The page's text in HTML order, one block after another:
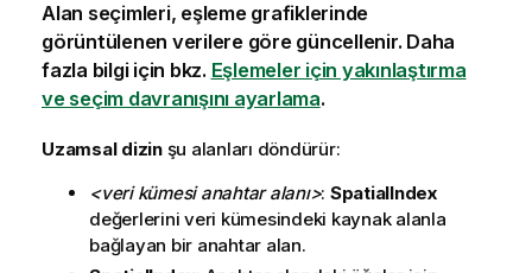
Alan seçimleri, eşleme grafiklerinde
görüntülenen verilere göre güncellenir. Daha
fazla bilgi için bkz. Eşlemeler için yakınlaştırma
ve seçim davranışını ayarlama.
Uzamsal dizinşu alanları döndürür:
<veri kümesi anahtar alanı>: SpatialIndex
değerlerini veri kümesindeki kaynak alanla
bağlayan bir anahtar alan.